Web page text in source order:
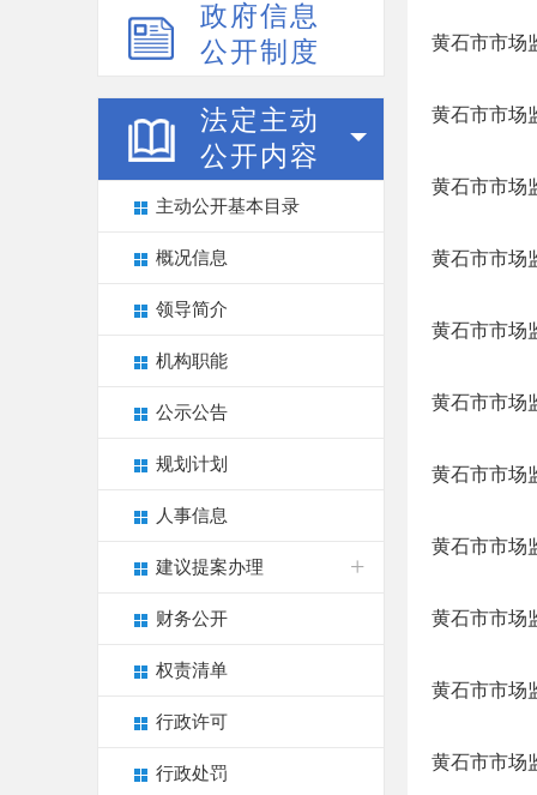
政府信息
公开制度
法定主动
公开内容
主动公开基本目录
概况信息
领导简介
机构职能
公示公告
规划计划
人事信息
建议提案办理
财务公开
权责清单
行政许可
行政处罚
黄石市市场
黄石市市场
黄石市市场
黄石市市场
黄石市市场
黄石市市场
黄石市市场
黄石市市场
黄石市市场
黄石市市场
黄石市市场